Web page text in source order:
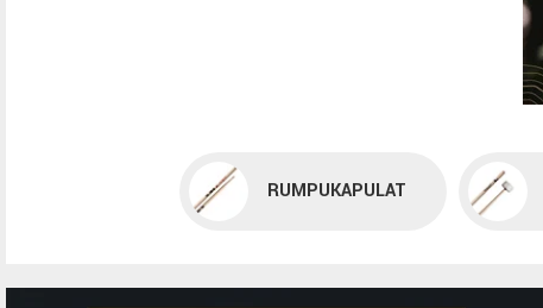
RUMPUKAPULAT